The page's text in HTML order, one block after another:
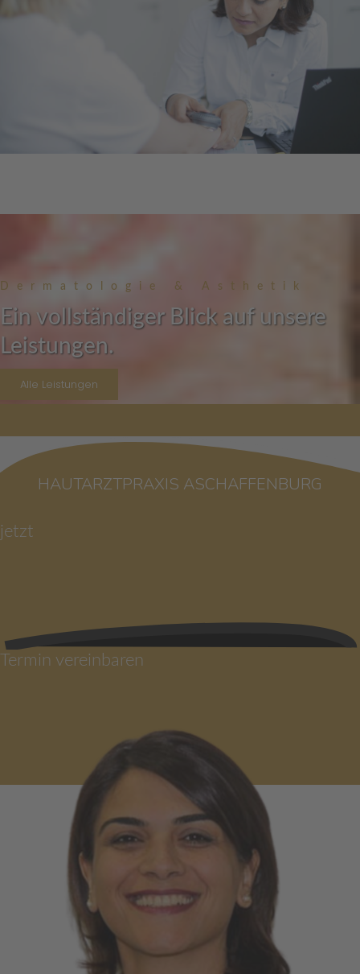
Dermatologie & Asthetik
Ein vollständiger Blick auf unsere
Leistungen.
Alle Leistungen
HAUTARZTPRAXIS ASCHAFFENBURG
jetzt
Termin vereinbaren